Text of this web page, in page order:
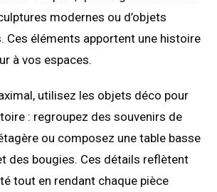
modernes ou d’objets
Ces éléments apportent une histoire
à vos espaces.
utilisez les objets déco pour
: regroupez des souvenirs de
ou composez une table basse
des bougies. Ces détails reflètent
tout en rendant chaque pièce